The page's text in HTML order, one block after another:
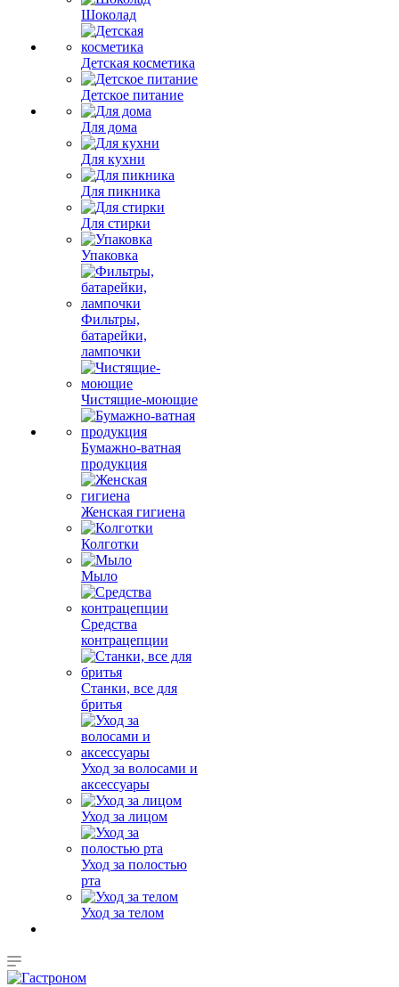
Шоколад
Детская косметика
Детское питание
Для дома
Для кухни
Для пикника
Для стирки
Упаковка
Фильтры,
батарейки,
лампочки
Чистящие-моющие
Бумажно-ватная
продукция
Женская гигиена
Колготки
Мыло
Средства
контрацепции
Станки, все для
бритья
Уход за волосами и
аксессуары
Уход за лицом
Уход за полостью
рта
Уход за телом